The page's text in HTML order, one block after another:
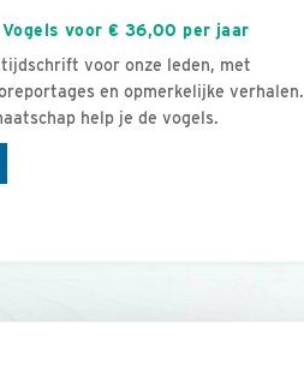
voor € 36,00 per jaar
voor onze leden, met
en opmerkelijke verhalen.
help je de vogels.